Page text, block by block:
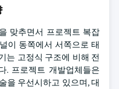
맞추면서 프로젝트 복잡
이 동쪽에서 서쪽으로 태
는 고정식 구조에 비해 전
. 프로젝트 개발업체들은
을 우선시하고 있으며, 대